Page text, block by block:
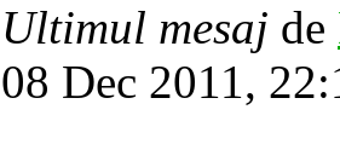
Ultimul mesaj de
08 Dec 2011,